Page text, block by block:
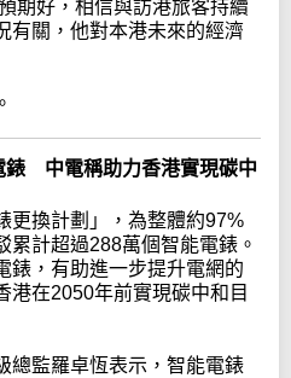
期好，相信與訪港旅客持續
有關，他對本港未來的經濟
錶 中電稱助力香港實現碳中
更換計劃」，為整體約97%
累計超過288萬個智能電錶。
錶，有助進一步提升電網的
港在2050年前實現碳中和目
總監羅卓恆表示，智能電錶